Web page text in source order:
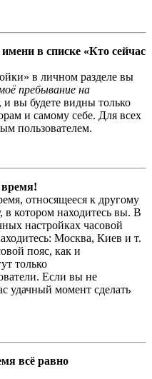
в списке «Кто сейчас
в личном разделе вы
пребывание на
, и вы будете видны только
и самому себе. Для всех
пользователем.
относящееся к другому
в котором находитесь вы. В
настройках часовой
Москва, Киев и т.
пояс, как и
только
Если вы не
удачный момент сделать
всё равно